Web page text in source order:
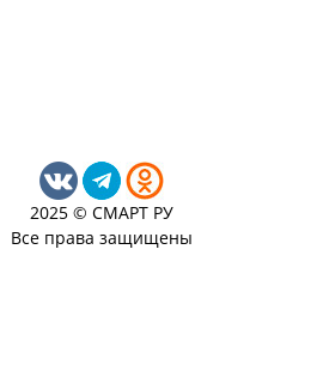
2025 © СМАРТ РУ
Все права защищены